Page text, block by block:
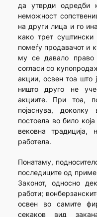
да утврди одредби
неможност
на други лица и го
како трет суштински
помеѓу продавачот и
му се давало
согласи со
акции, освен тоа што
ништо друго не
акциите. При тоа,
појаснува,
постоела во било
вековна
работела.
Понатаму,
последиците од
Законот, односно
работи;
освен во самите
секаков вид